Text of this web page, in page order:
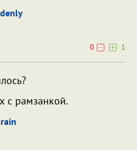
0
1
с рамзанкой.